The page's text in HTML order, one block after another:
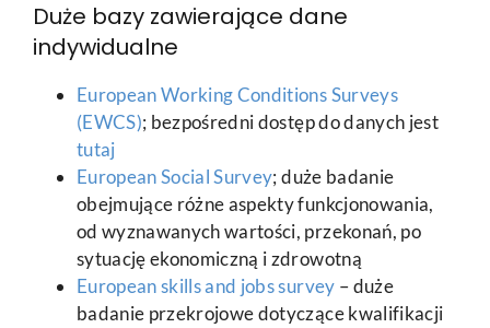
Duże bazy zawierające dane
indywidualne
European Working Conditions Surveys
(EWCS); bezpośredni dostęp do danych jest
tutaj
European Social Survey; duże badanie
obejmujące różne aspekty funkcjonowania,
od wyznawanych wartości, przekonań, po
sytuację ekonomiczną i zdrowotną
European skills and jobs survey – duże
badanie przekrojowe dotyczące kwalifikacji